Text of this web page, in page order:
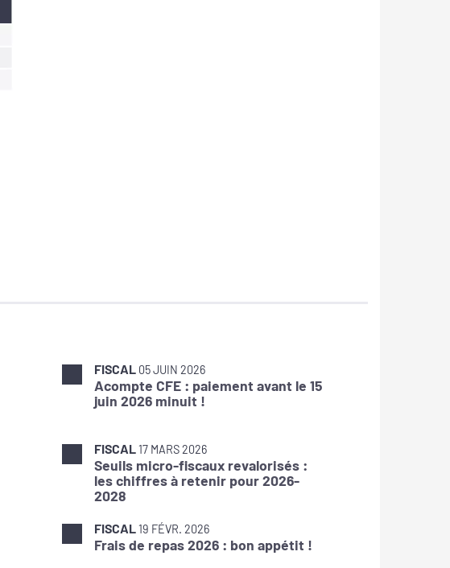
FISCAL 05 JUIN 2026
Acompte CFE : paiement avant le 15
juin 2026 minuit !
FISCAL17 MARS 2026
Seuils micro-fiscaux revalorisés :
les chiffres à retenir pour 2026-
2028
FISCAL19 FÉVR. 2026
Frais de repas 2026 : bon appétit !